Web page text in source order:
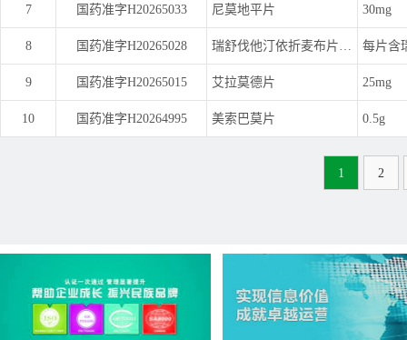
7 国药准字H20265033 尼莫地平片 30mg
8 国药准字H20265028 瑞舒伐他汀依折麦布片（Ⅰ）
9 国药准字H20265015 艾拉莫德片 25mg
10 国药准字H20264995 美索巴莫片 0.5g
1 2